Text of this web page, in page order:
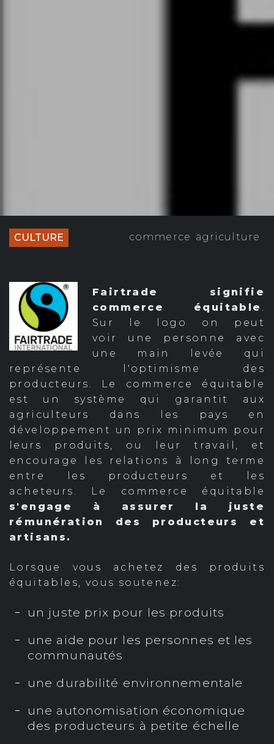
CULTURE agriculture
commerce
Fairtrade signifie
commerce équitable .
Sur le logo on peut
voir une personne avec
une main levée qui
représente l'optimisme des
producteurs. Le commerce équitable
est un système qui garantit aux
agriculteurs dans les pays en
développement un prix minimum pour
leurs produits, ou leur travail, et
encourage les relations à long terme
entre les producteurs et les
acheteurs. Le commerce équitable
s'engage à assurer la juste
rémunération des producteurs et
artisans.
Lorsque vous achetez des produits
équitables, vous soutenez:
un juste prix pour les produits
une aide pour les personnes et les
communautés
une durabilité environnementale
une autonomisation économique
des producteurs à petite échelle